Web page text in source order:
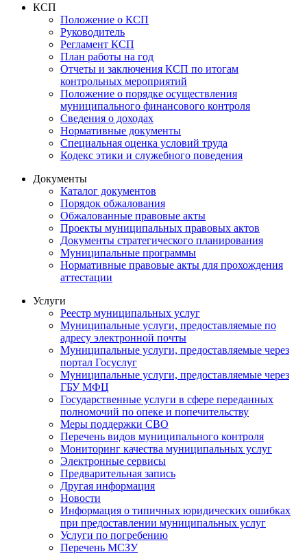
КСП
Положение о КСП
Руководитель
Регламент КСП
План работы на год
Отчеты и заключения КСП по итогам
контрольных мероприятий
Положение о порядке осуществления
муниципального финансового контроля
Сведения о доходах
Нормативные документы
Специальная оценка условий труда
Кодекс этики и служебного поведения
Документы
Каталог документов
Порядок обжалования
Обжалованные правовые акты
Проекты муниципальных правовых актов
Документы стратегического планирования
Муниципальные программы
Нормативные правовые акты для прохождения
аттестации
Услуги
Реестр муниципальных услуг
Муниципальные услуги, предоставляемые по
адресу электронной почты
Муниципальные услуги, предоставляемые через
портал Госуслуг
Муниципальные услуги, предоставляемые через
ГБУ МФЦ
Государственные услуги в сфере переданных
полномочий по опеке и попечительству
Меры поддержки СВО
Перечень видов муниципального контроля
Мониторинг качества муниципальных услуг
Электронные сервисы
Предварительная запись
Другая информация
Новости
Информация о типичных юридических ошибках
при предоставлении муниципальных услуг
Услуги по погребению
Перечень МСЗУ